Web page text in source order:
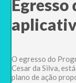
Egresso
O egresso do
Cesar da Silva,
plano de ação